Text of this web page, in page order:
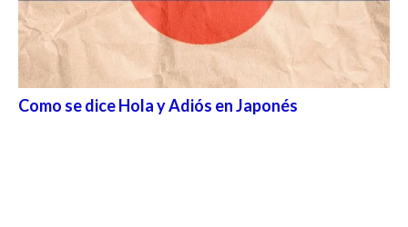
Como se dice Hola y Adiós en Japonés